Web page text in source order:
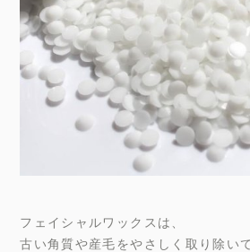
フェイシャルワックスは、
古い角質や産毛をやさしく取り除い